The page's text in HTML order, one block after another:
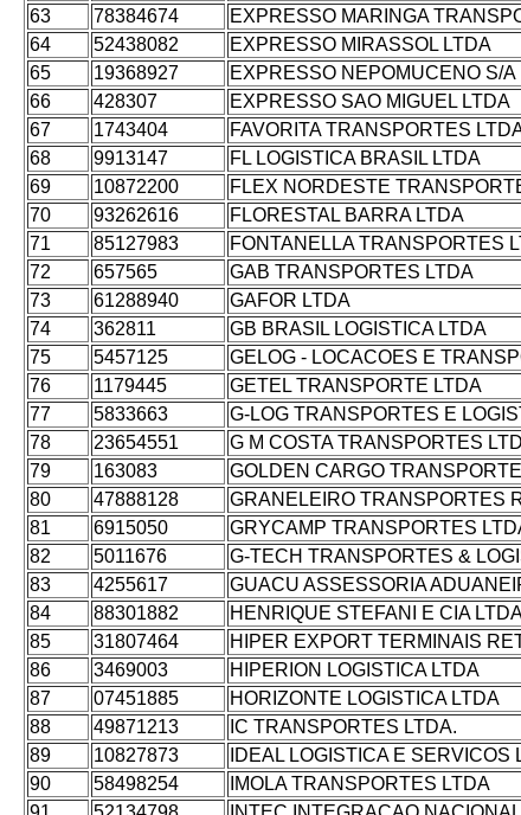
63
78384674
EXPRESSO MARINGA
64
52438082
EXPRESSO MIRASSOL LTDA
65
19368927
EXPRESSO NEPOMUCENO S/A
66
428307
EXPRESSO SAO MIGUEL LTDA
67
1743404
FAVORITA TRANSPORTES
68
9913147
FL LOGISTICA BRASIL LTDA
69
10872200
FLEX NORDESTE
70
93262616
FLORESTAL BARRA LTDA
71
85127983
FONTANELLA TRANSPORTES
72
657565
GAB TRANSPORTES LTDA
73
61288940
GAFOR LTDA
74
362811
GB BRASIL LOGISTICA LTDA
75
5457125
GELOG - LOCACOES E
76
1179445
GETEL TRANSPORTE LTDA
77
5833663
G-LOG TRANSPORTES E
78
23654551
G M COSTA TRANSPORTES
79
163083
GOLDEN CARGO
80
47888128
GRANELEIRO TRANSPORTES
81
6915050
GRYCAMP TRANSPORTES
82
5011676
G-TECH TRANSPORTES &
83
4255617
GUACU ASSESSORIA
84
88301882
HENRIQUE STEFANI E CIA
85
31807464
HIPER EXPORT TERMINAIS
86
3469003
HIPERION LOGISTICA LTDA
87
07451885
HORIZONTE LOGISTICA LTDA
88
49871213
IC TRANSPORTES LTDA.
89
10827873
IDEAL LOGISTICA E SERVICOS
90
58498254
IMOLA TRANSPORTES LTDA